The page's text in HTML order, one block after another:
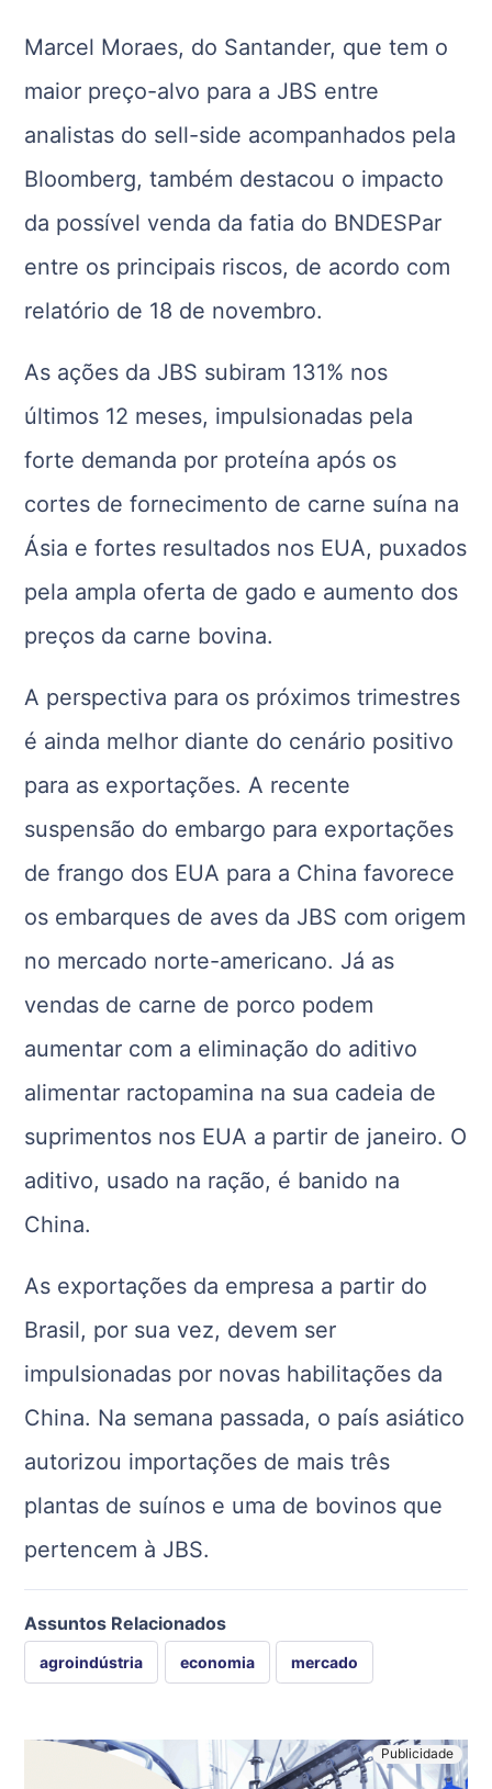
Marcel Moraes, do Santander, que tem o
maior preço-alvo para a JBS entre
analistas do sell-side acompanhados pela
Bloomberg, também destacou o impacto
da possível venda da fatia do BNDESPar
entre os principais riscos, de acordo com
relatório de 18 de novembro.
As ações da JBS subiram 131% nos
últimos 12 meses, impulsionadas pela
forte demanda por proteína após os
cortes de fornecimento de carne suína na
Ásia e fortes resultados nos EUA, puxados
pela ampla oferta de gado e aumento dos
preços da carne bovina.
A perspectiva para os próximos trimestres
é ainda melhor diante do cenário positivo
para as exportações. A recente
suspensão do embargo para exportações
de frango dos EUA para a China favorece
os embarques de aves da JBS com origem
no mercado norte-americano. Já as
vendas de carne de porco podem
aumentar com a eliminação do aditivo
alimentar ractopamina na sua cadeia de
suprimentos nos EUA a partir de janeiro. O
aditivo, usado na ração, é banido na
China.
As exportações da empresa a partir do
Brasil, por sua vez, devem ser
impulsionadas por novas habilitações da
China. Na semana passada, o país asiático
autorizou importações de mais três
plantas de suínos e uma de bovinos que
pertencem à JBS.
Assuntos Relacionados
agroindústria economia mercado